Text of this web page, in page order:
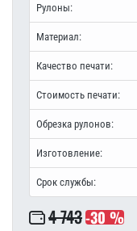
Рулоны:
Материал:
Качество печати:
Стоимость печати:
Обрезка рулонов:
Изготовление:
Срок службы:
4 743-30 %